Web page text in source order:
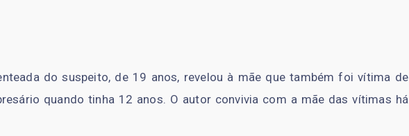
do suspeito, de 19 anos, revelou à mãe que também foi vítima de
quando tinha 12 anos. O autor convivia com a mãe das vítimas há